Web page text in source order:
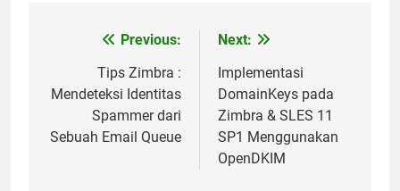
navigation
Previous:
Tips Zimbra :
Mendeteksi Identitas
Spammer dari
Sebuah Email Queue
Next:
Implementasi
DomainKeys pada
Zimbra & SLES 11
SP1 Menggunakan
OpenDKIM